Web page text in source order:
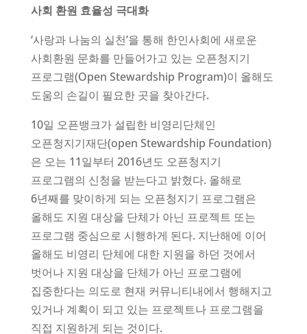
사회 환원 효율성 극대화
‘사랑과 나눔의 실천’을 통해 한인사회에 새로운
사회환원 문화를 만들어가고 있는 오픈청지기
프로그램(Open Stewardship Program)이 올해도
도움의 손길이 필요한 곳을 찾아간다.
10일 오픈뱅크가 설립한 비영리단체인
오픈청지기재단(open Stewardship Foundation)
은 오는 11일부터 2016년도 오픈청지기
프로그램의 신청을 받는다고 밝혔다. 올해로
6년째를 맞이하게 되는 오픈청지기 프로그램은
올해도 지원 대상을 단체가 아닌 프로젝트 또는
프로그램 중심으로 시행하게 된다. 지난해에 이어
올해도 비영리 단체에 대한 지원을 하던 것에서
벗어나 지원 대상을 단체가 아닌 프로그램에
집중한다는 의도로 현재 커뮤니티내에서 행해지고
있거나 계획이 되고 있는 프로젝트나 프로그램을
직접 지원하게 되는 것이다.